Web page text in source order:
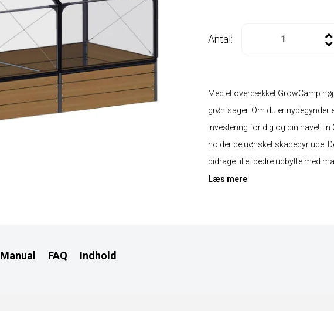
Antal:
Med et overdækket GrowCamp
grøntsager. Om du er nybegynder
investering for dig og din have!
holder de uønsket skadedyr ude.
bidrage til et bedre udbytte med
Læs mere
Manual FAQ Indhold